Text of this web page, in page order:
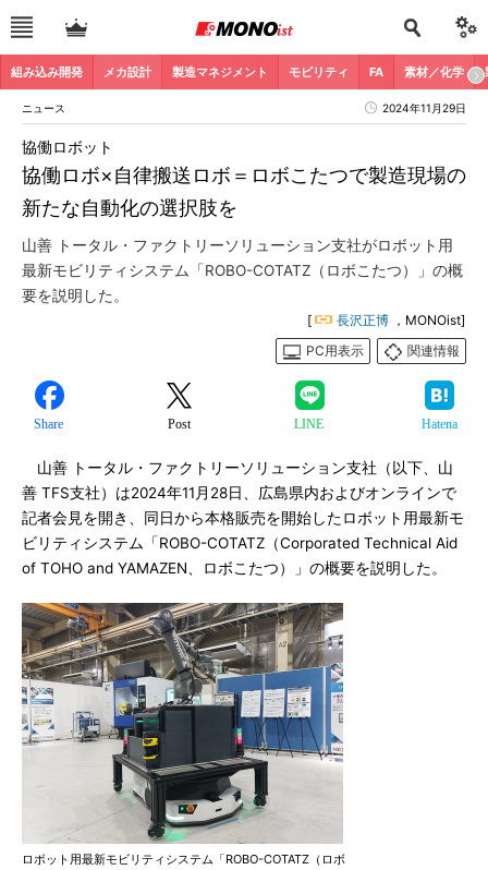
組み込み開発 メカ設計 製造マネジメント モビリティ FA 素材／化学
ニュース 2024年11月29日
協働ロボ×自律搬送ロボ＝ロボこたつで製造現場の
新たな自動化の選択肢を
協働ロボット
山善 トータル・ファクトリーソリューション支社がロボット用
最新モビリティシステム「ROBO-COTATZ（ロボこたつ）」の概
要を説明した。
[ 長沢正博 ，MONOist]
PC用表示
関連情報
Share Post LINE Hatena
山善 トータル・ファクトリーソリューション支社（以下、山
善 TFS支社）は2024年11月28日、広島県内およびオンラインで
記者会見を開き、同日から本格販売を開始したロボット用最新モ
ビリティシステム「ROBO-COTATZ（Corporated Technical Aid
of TOHO and YAMAZEN、ロボこたつ）」の概要を説明した。
ロボット用最新モビリティシステム「ROBO-COTATZ（ロボ